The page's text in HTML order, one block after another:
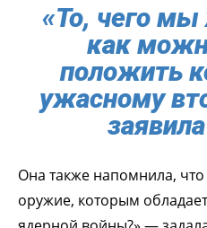
«То, чего мы
как
положить
ужасному
Она также напомнила,
оружие, которым